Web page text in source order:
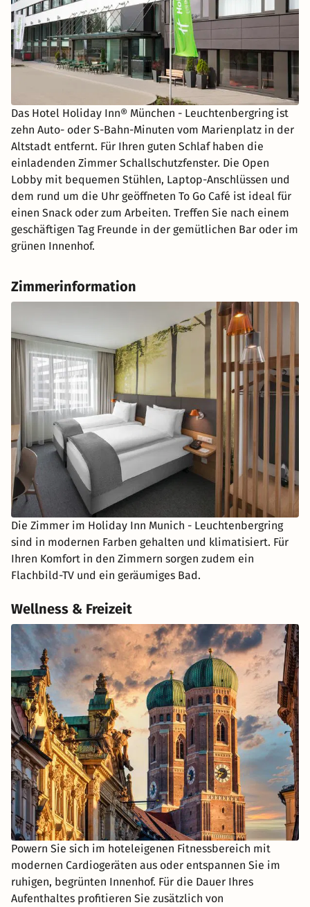
Das Hotel Holiday Inn® München - Leuchtenbergring ist
zehn Auto- oder S-Bahn-Minuten vom Marienplatz in der
Altstadt entfernt. Für Ihren guten Schlaf haben die
einladenden Zimmer Schallschutzfenster. Die Open
Lobby mit bequemen Stühlen, Laptop-Anschlüssen und
dem rund um die Uhr geöffneten To Go Café ist ideal für
einen Snack oder zum Arbeiten. Treffen Sie nach einem
geschäftigen Tag Freunde in der gemütlichen Bar oder im
grünen Innenhof.
Zimmerinformation
Die Zimmer im Holiday Inn Munich - Leuchtenbergring
sind in modernen Farben gehalten und klimatisiert. Für
Ihren Komfort in den Zimmern sorgen zudem ein
Flachbild-TV und ein geräumiges Bad.
Wellness & Freizeit
Powern Sie sich im hoteleigenen Fitnessbereich mit
modernen Cardiogeräten aus oder entspannen Sie im
ruhigen, begrünten Innenhof. Für die Dauer Ihres
Aufenthaltes profitieren Sie zusätzlich von